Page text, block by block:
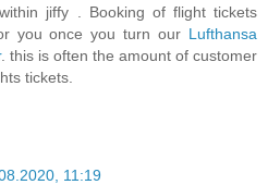
jiffy . Booking of flight tickets
you once you turn our Lufthansa
. this is often the amount of customer
tickets.
11:19